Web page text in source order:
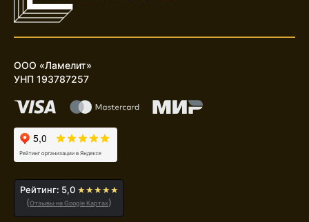
ООО «Ламелит»
УНП 193787257
Рейтинг: 5,0 ★★★★★
(Отзывы на Google Картах)